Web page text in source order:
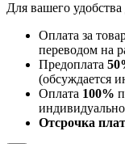
Для вашего
Оплата за
переводом на
Предоплата
(обсуждается
Оплата 100%
Отсрочка